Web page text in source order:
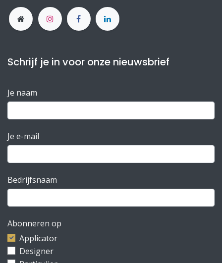
Schrijf je in voor onze nieuwsbrief
Je naam
Je e-mail
Bedrijfsnaam
Abonneren op
Applicator
Designer